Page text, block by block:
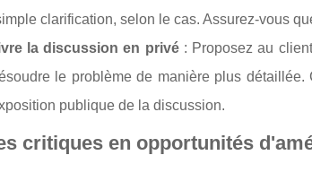
clarification, selon le cas. Assurez-vous
la discussion en privé: Proposez au
le problème de manière plus
publique de la discussion.
critiques en opportunités